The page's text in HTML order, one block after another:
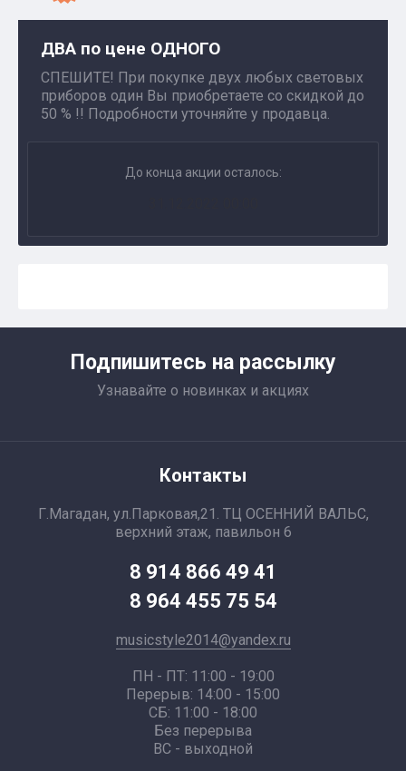
ДВА по цене ОДНОГО
СПЕШИТЕ! При покупке двух любых световых
приборов один Вы приобретаете со скидкой до
50 % !! Подробности уточняйте у продавца.
До конца акции осталось:
Подпишитесь на рассылку
Узнавайте о новинках и акциях
Контакты
Г.Магадан, ул.Парковая,21. ТЦ ОСЕННИЙ ВАЛЬС,
верхний этаж, павильон 6
8 914 866 49 41
8 964 455 75 54
musicstyle2014@yandex.ru
ПН - ПТ: 11:00 - 19:00
Перерыв: 14:00 - 15:00
СБ: 11:00 - 18:00
Без перерыва
ВС - выходной